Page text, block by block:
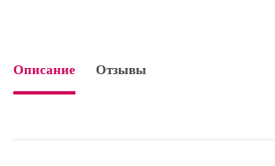
Описание Отзывы